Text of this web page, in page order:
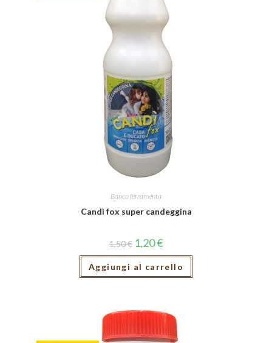
Banco ferramenta
Candì fox super candeggina
1,50€ 1,20€
Aggiungi al carrello